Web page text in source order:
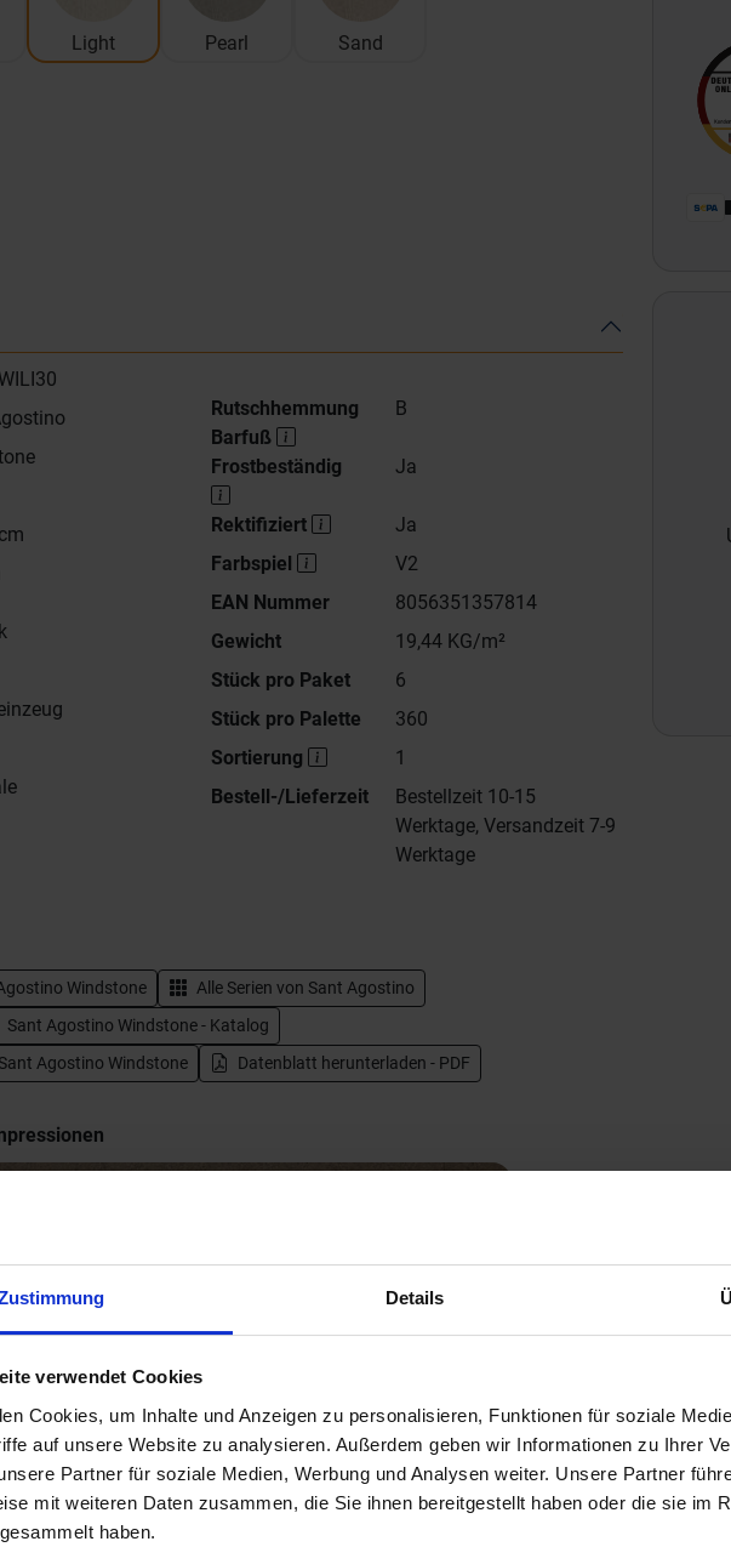
Details
verwendet Cookies
Cookies, um Inhalte und Anzeigen zu personalisieren, Funktionen für soziale
auf unsere Website zu analysieren. Außerdem geben wir Informationen zu Ihrer
Partner für soziale Medien, Werbung und Analysen weiter. Unsere Partner
mit weiteren Daten zusammen, die Sie ihnen bereitgestellt haben oder die sie im
haben.
Light Pearl Sand
Rutschhemmung
Barfuß
B
Frostbeständig Ja
Rektifiziert
Ja
Farbspiel
V2
EAN Nummer
8056351357814
Gewicht
19,44 KG/m²
Stück pro Paket
6
Stück pro Palette
360
Sortierung
1
Bestell-/Lieferzeit
Bestellzeit 10-15
Werktage, Versandzeit 7-9
Werktage
Windstone Alle Serien von Sant Agostino
Sant Agostino Windstone - Katalog
Agostino Windstone
Datenblatt herunterladen - PDF